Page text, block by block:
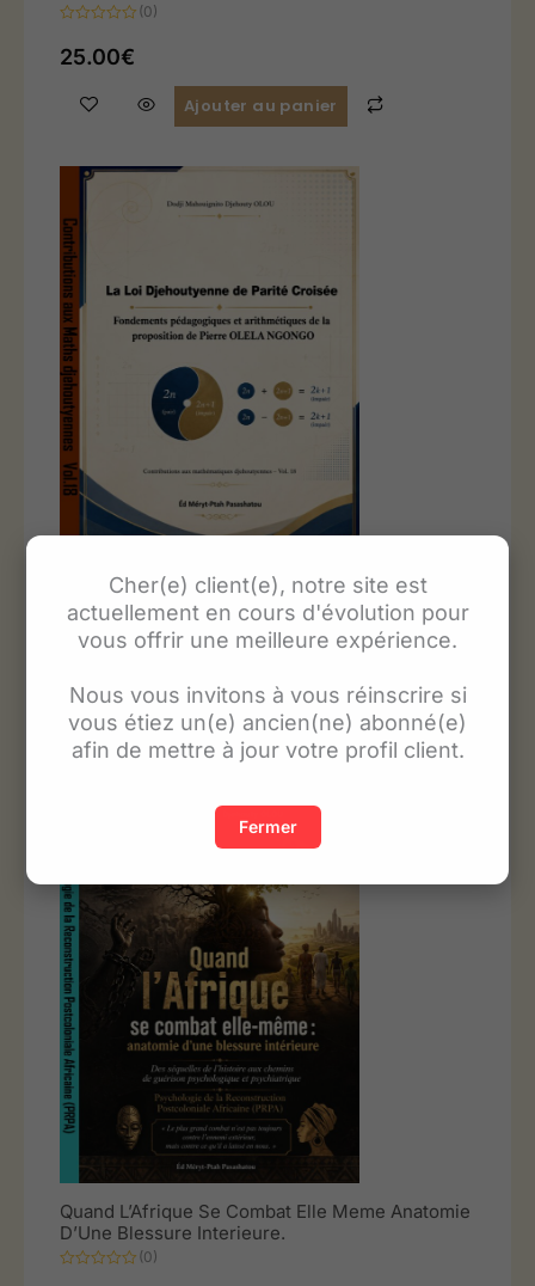
Cher(e) client(e), notre site est
actuellement en cours d'évolution pour
vous offrir une meilleure expérience.
Nous vous invitons à vous réinscrire si
vous étiez un(e) ancien(ne) abonné(e)
afin de mettre à jour votre profil client.
Fermer
0
sur
(0)
25.00€
Ajouter au panier
La Loi Djehoutyenne de Parite Croisee
Fondements Pedagogiques Et Arithmetiques De
La Proposition De Pierre Olela NGONGO
sur
(0)
25.00€
Ajouter au panier
Quand L’Afrique Se Combat Elle Meme Anatomie
D’Une Blessure Interieure.
(0)